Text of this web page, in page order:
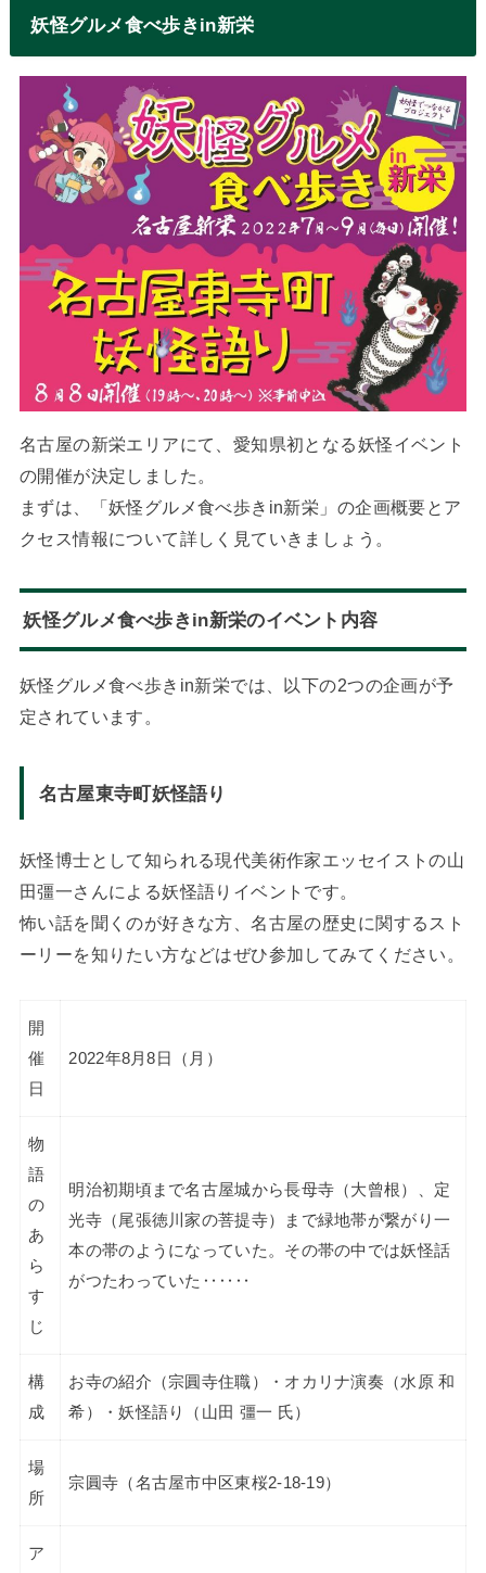
妖怪グルメ食べ歩きin新栄
名古屋の新栄エリアにて、愛知県初となる妖怪イベント
の開催が決定しました。
まずは、「妖怪グルメ食べ歩きin新栄」の企画概要とア
クセス情報について詳しく見ていきましょう。
妖怪グルメ食べ歩きin新栄のイベント内容
妖怪グルメ食べ歩きin新栄では、以下の2つの企画が予
定されています。
名古屋東寺町妖怪語り
妖怪博士として知られる現代美術作家エッセイストの山
田彊一さんによる妖怪語りイベントです。
怖い話を聞くのが好きな方、名古屋の歴史に関するスト
ーリーを知りたい方などはぜひ参加してみてください。
開
催
日
2022年8月8日（月）
物
語
の
あ
ら
す
じ
明治初期頃まで名古屋城から長母寺（大曾根）、定
光寺（尾張徳川家の菩提寺）まで緑地帯が繋がり一
本の帯のようになっていた。その帯の中では妖怪話
がつたわっていた‥‥‥
構
成
お寺の紹介（宗圓寺住職）・オカリナ演奏（水原 和
希）・妖怪語り（山田 彊一 氏）
場
所
宗圓寺（名古屋市中区東桜2-18-19）
ア